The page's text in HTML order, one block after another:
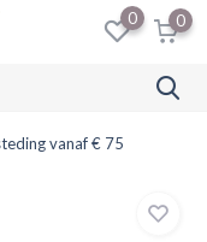
0 0
vanaf € 75